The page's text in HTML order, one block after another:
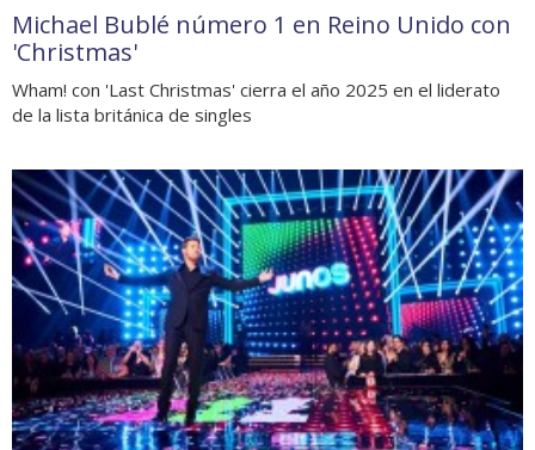
Michael Bublé número 1 en Reino Unido con
'Christmas'
Wham! con 'Last Christmas' cierra el año 2025 en el liderato
de la lista británica de singles